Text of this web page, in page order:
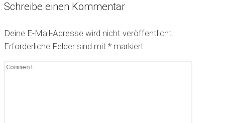
Schreibe einen Kommentar
Deine E-Mail-Adresse wird nicht veröffentlicht.
Erforderliche Felder sind mit * markiert